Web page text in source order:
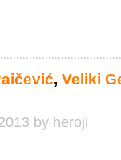
, Veliki
by heroji